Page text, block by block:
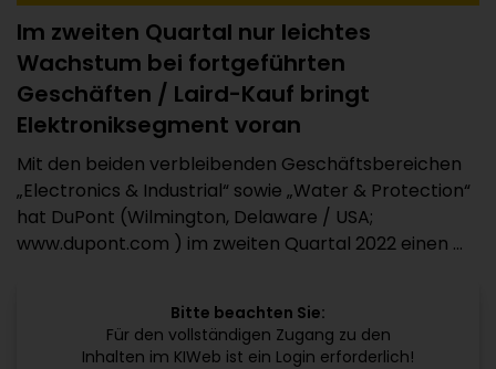
Im zweiten Quartal nur leichtes
Wachstum bei fortgeführten
Geschäften / Laird-Kauf bringt
Elektroniksegment voran
Mit den beiden verbleibenden Geschäftsbereichen
„Electronics & Industrial“ sowie „Water & Protection“
hat DuPont (Wilmington, Delaware / USA;
www.dupont.com ) im zweiten Quartal 2022 einen ...
Bitte beachten Sie:
Für den vollständigen Zugang zu den
Inhalten im KIWeb ist ein Login erforderlich!